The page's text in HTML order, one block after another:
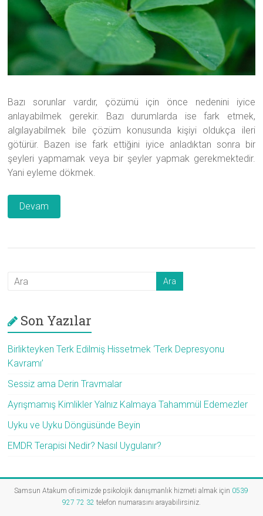
Bazı sorunlar vardır, çözümü için önce nedenini iyice
anlayabilmek gerekir. Bazı durumlarda ise fark etmek,
algılayabilmek bile çözüm konusunda kişiyi oldukça ileri
götürür. Bazen ise fark ettiğini iyice anladıktan sonra bir
şeyleri yapmamak veya bir şeyler yapmak gerekmektedir.
Yani eyleme dökmek.
Devam
Son Yazılar
Birlikteyken Terk Edilmiş Hissetmek ‘Terk Depresyonu
Kavramı’
Sessiz ama Derin Travmalar
Ayrışmamış Kimlikler Yalnız Kalmaya Tahammül Edemezler
Uyku ve Uyku Döngüsünde Beyin
EMDR Terapisi Nedir? Nasıl Uygulanır?
Samsun Atakum ofisimizde psikolojik danışmanlık hizmeti almak için 0539
927 72 32 telefon numarasını arayabilirsiniz.